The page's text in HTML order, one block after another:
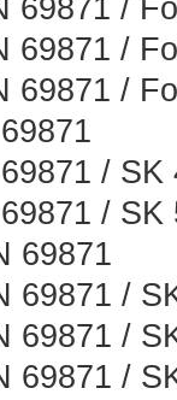
69871 /
69871 /
69871 /
/ SK
/ SK
69871
69871 /
69871 /
69871 /